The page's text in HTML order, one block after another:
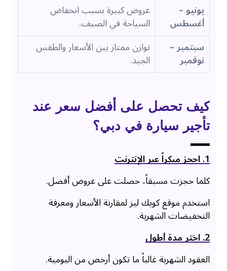
يونيو –
أغسطس
عروض كبيرة بسبب انخفاض
السياحة في الصيف.
سبتمبر –
نوفمبر
توازن ممتاز بين الأسعار والطقس
الجيد.
كيف تحصل على أفضل سعر عند
تأجير سيارة في دبي؟
1. احجز مبكراً عبر الإنترنت
كلما حجزت مسبقاً، حصلت على عروض أفضل.
استخدم موقع كويك ليز لمقارنة الأسعار ومعرفة
التخفيضات الشهرية.
2. اختر مدة أطول
العقود الشهرية غالباً ما تكون أرخص من اليومية.